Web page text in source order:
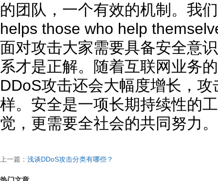
的团队，一个有效的机制。我
helps those who help
面对攻击大家需要具备安全意
系才是正解。随着互联网业务
DDoS攻击还会大幅度增长，
样。安全是一项长期持续性的
觉，更需要全社会的共同努力。
上一篇： 浅谈DDoS攻击分类有哪些？